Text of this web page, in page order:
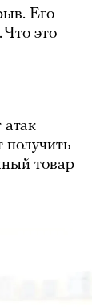
Его
это
атак
получить
товар